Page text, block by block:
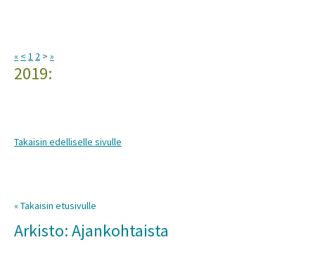
« < 1 2 > »
2019:
Takaisin edelliselle sivulle
« Takaisin etusivulle
Arkisto: Ajankohtaista